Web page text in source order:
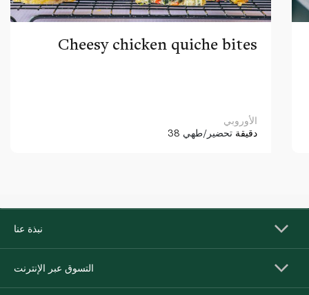
Cheesy chicken quiche bites
الأوروبي
38 دقيقة تحضير/طهي
نبذة عنا
التسوق عبر الإنترنت